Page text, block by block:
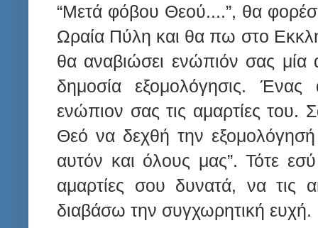
“Μετά φόβου Θεού....”, θα
Ωραία Πύλη και θα πω στο
θα αναβιώσει ενώπιόν σας μία
δημοσία εξομολόγησις.
ενώπιον σας τις αμαρτίες
Θεό να δεχθή την
αυτόν και όλους μας”. Τότε
αμαρτίες σου δυνατά, να
διαβάσω την συγχωρητική ευχή.